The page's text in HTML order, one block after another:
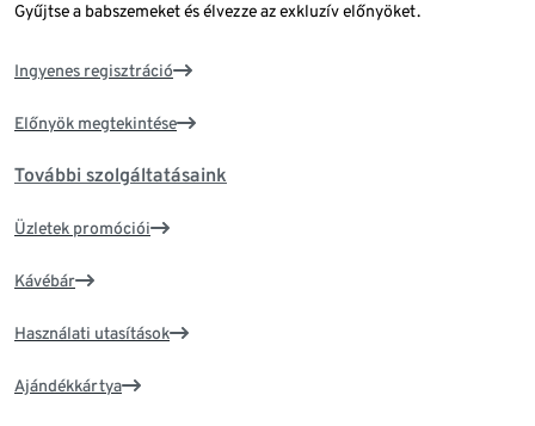
Gyűjtse a babszemeket és élvezze az exkluzív előnyöket.
Ingyenes regisztráció
Előnyök megtekintése
További szolgáltatásaink
Üzletek promóciói
Kávébár
Használati utasítások
Ajándékkártya